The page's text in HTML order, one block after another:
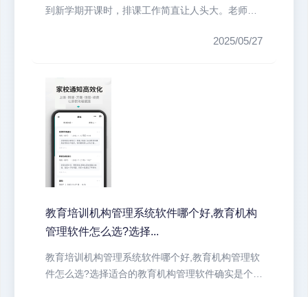
到新学期开课时，排课工作简直让人头大。老师时
2025/05/27
教育培训机构管理系统软件哪个好,教育机构
管理软件怎么选?选择...
教育培训机构管理系统软件哪个好,教育机构管理软
件怎么选?选择适合的教育机构管理软件确实是个技